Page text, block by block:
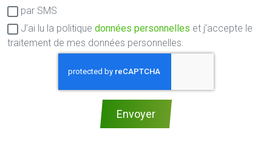
par SMS
J’ai lu la politique données personnelles et j’accepte le
traitement de mes données personnelles.
Envoyer